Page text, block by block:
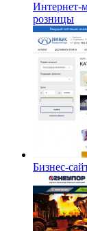
Интернет-
розницы
Бизнес-